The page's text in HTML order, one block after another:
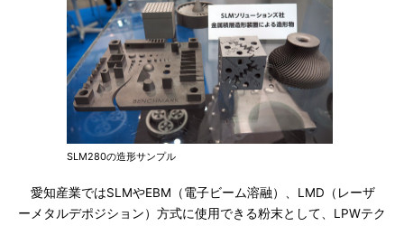
SLM280の造形サンプル
愛知産業ではSLMやEBM（電子ビーム溶融）、LMD（レーザ
ーメタルデポジション）方式に使用できる粉末として、LPWテク